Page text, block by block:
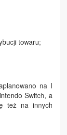
towaru;
na I
Switch, a
też na innych